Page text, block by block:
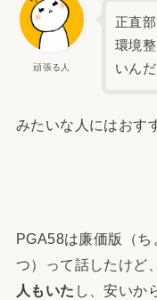
頑張る人
正直
環境
いん
みたいな人にはおす
PGA58は廉価版（
つ）って話したけど、
人もいた し、安いか